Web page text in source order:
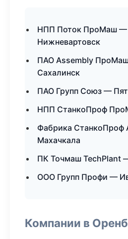
НПП Поток ПроМаш —
Нижневартовск
ПАО Assembly
Сахалинск
ПАО Групп Союз —
НПП СтанкоПроф
Фабрика СтанкоПроф
Махачкала
ПК Точмаш TechPlant
ООО Групп Профи —
Компании в